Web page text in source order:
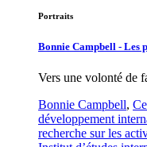
Portraits
Bonnie Campbell - Les
Vers une volonté de
Bonnie Campbell,
développement
recherche sur les